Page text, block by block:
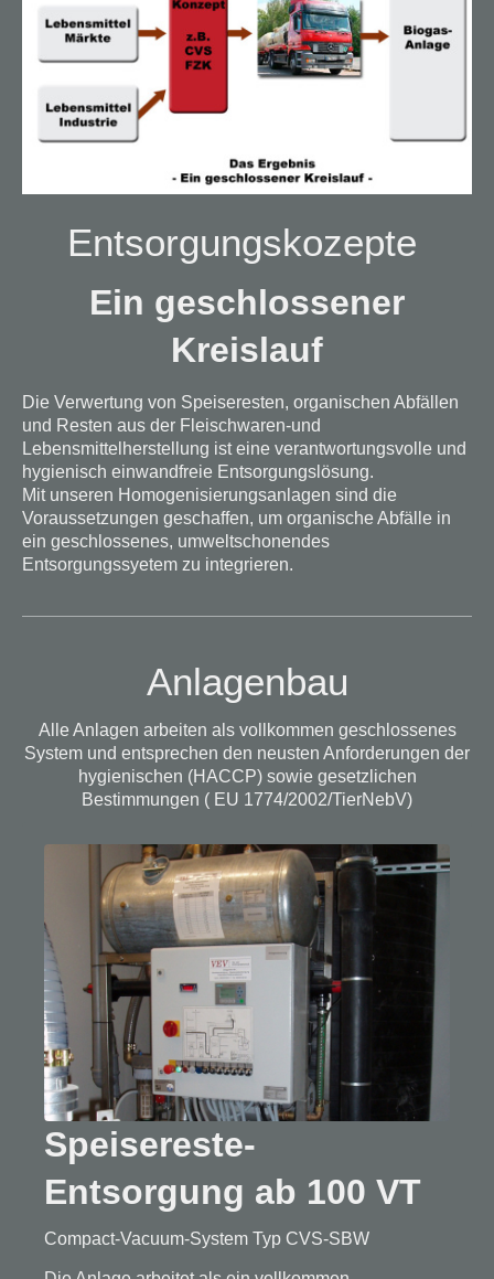
Entsorgungskozepte
Ein geschlossener
Kreislauf
Die Verwertung von Speiseresten, organischen Abfällen
und Resten aus der Fleischwaren-und
Lebensmittelherstellung ist eine verantwortungsvolle und
hygienisch einwandfreie Entsorgungslösung.
Mit unseren Homogenisierungsanlagen sind die
Voraussetzungen geschaffen, um organische Abfälle in
ein geschlossenes, umweltschonendes
Entsorgungssyetem zu integrieren.
Anlagenbau
Alle Anlagen arbeiten als vollkommen geschlossenes
System und entsprechen den neusten Anforderungen der
hygienischen (HACCP) sowie gesetzlichen
Bestimmungen ( EU 1774/2002/TierNebV)
Speisereste-
Entsorgung ab 100 VT
Compact-Vacuum-System Typ CVS-SBW